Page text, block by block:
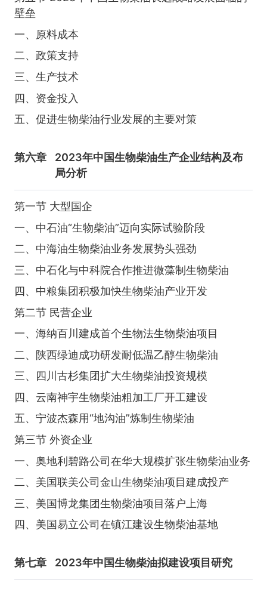
壁垒
一、原料成本
二、政策支持
三、生产技术
四、资金投入
五、促进生物柴油行业发展的主要对策
第六章
2023年中国生物柴油生产企业结构及布
局分析
第一节 大型国企
一、中石油“生物柴油”迈向实际试验阶段
二、中海油生物柴油业务发展势头强劲
三、中石化与中科院合作推进微藻制生物柴油
四、中粮集团积极加快生物柴油产业开发
第二节 民营企业
一、海纳百川建成首个生物法生物柴油项目
二、陕西绿迪成功研发耐低温乙醇生物柴油
三、四川古杉集团扩大生物柴油投资规模
四、云南神宇生物柴油粗加工厂开工建设
五、宁波杰森用“地沟油”炼制生物柴油
第三节 外资企业
一、奥地利碧路公司在华大规模扩张生物柴油业务
二、美国联美公司金山生物柴油项目建成投产
三、美国博龙集团生物柴油项目落户上海
四、美国易立公司在镇江建设生物柴油基地
第七章 2023年中国生物柴油拟建设项目研究